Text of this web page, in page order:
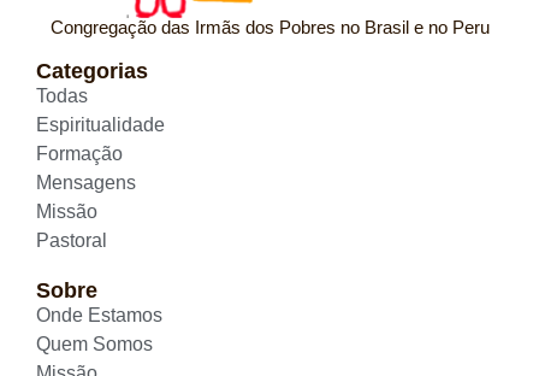
Congregação das Irmãs dos Pobres no Brasil e no Peru
Categorias
Todas
Espiritualidade
Formação
Mensagens
Missão
Pastoral
Sobre
Onde Estamos
Quem Somos